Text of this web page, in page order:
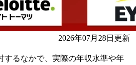
2026年07月28日更新
するなかで、実際の年収水準や年